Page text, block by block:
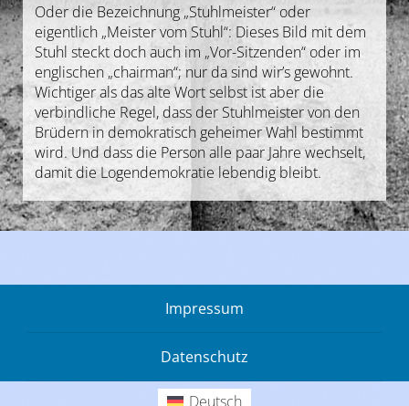
Oder die Bezeichnung „Stuhlmeister“ oder
eigentlich „Meister vom Stuhl“: Dieses Bild mit dem
Stuhl steckt doch auch im „Vor-Sitzenden“ oder im
englischen „chairman“; nur da sind wir’s gewohnt.
Wichtiger als das alte Wort selbst ist aber die
verbindliche Regel, dass der Stuhlmeister von den
Brüdern in demokratisch geheimer Wahl bestimmt
wird. Und dass die Person alle paar Jahre wechselt,
damit die Logendemokratie lebendig bleibt.
Impressum
Datenschutz
Deutsch